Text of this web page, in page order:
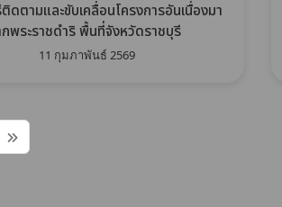
ดตามและขับเคลื่อนโครงการอันเนื่องมา
พระราชดำริ พื้นที่จังหวัดราชบุรี
11 กุมภาพันธ์ 2569